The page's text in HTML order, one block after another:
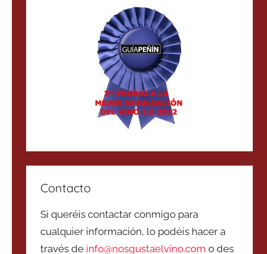
Contacto
Si queréis contactar conmigo para
cualquier información, lo podéis hacer a
través de info@nosgustaelvino.com o des